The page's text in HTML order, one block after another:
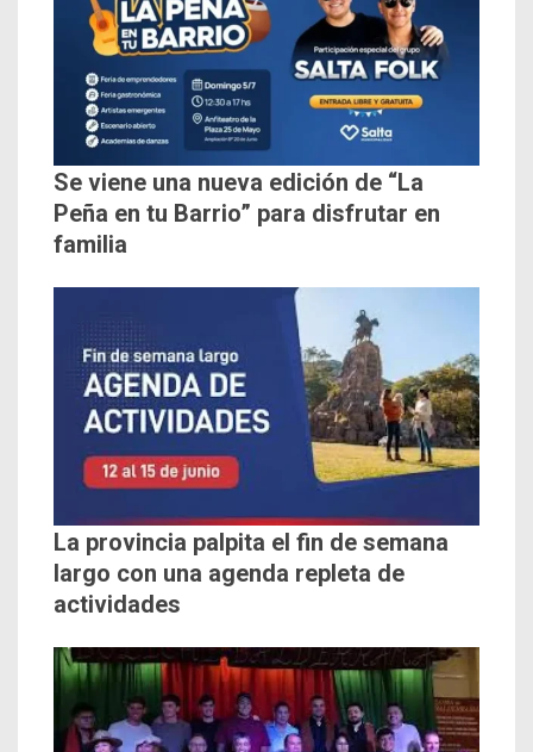
Se viene una nueva edición de “La
Peña en tu Barrio” para disfrutar en
familia
La provincia palpita el fin de semana
largo con una agenda repleta de
actividades